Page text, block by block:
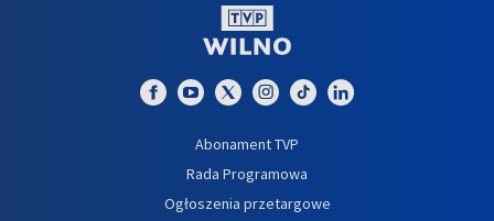
Abonament TVP
Rada Programowa
Ogłoszenia przetargowe